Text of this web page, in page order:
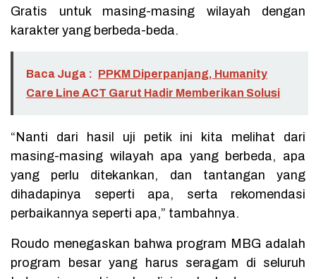
Gratis untuk masing-masing wilayah dengan
karakter yang berbeda-beda.
Baca Juga : PPKM Diperpanjang, Humanity
Care Line ACT Garut Hadir Memberikan Solusi
“Nanti dari hasil uji petik ini kita melihat dari
masing-masing wilayah apa yang berbeda, apa
yang perlu ditekankan, dan tantangan yang
dihadapinya seperti apa, serta rekomendasi
perbaikannya seperti apa,” tambahnya.
Roudo menegaskan bahwa program MBG adalah
program besar yang harus seragam di seluruh